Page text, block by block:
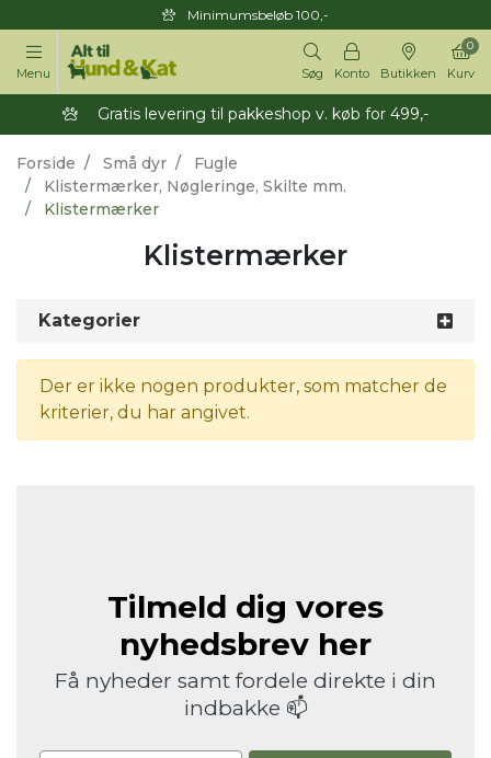
Minimumsbeløb 100,-
Menu Søg Konto Butikken Kurv
0
Gratis levering til pakkeshop v. køb for 499,-
Forside Små dyr
Fugle
Klistermærker, Nøgleringe, Skilte mm.
Klistermærker
Klistermærker
Kategorier
Der er ikke nogen produkter, som matcher de
kriterier, du har angivet.
Tilmeld dig vores
nyhedsbrev her
Få nyheder samt fordele direkte i din
indbakke 📫